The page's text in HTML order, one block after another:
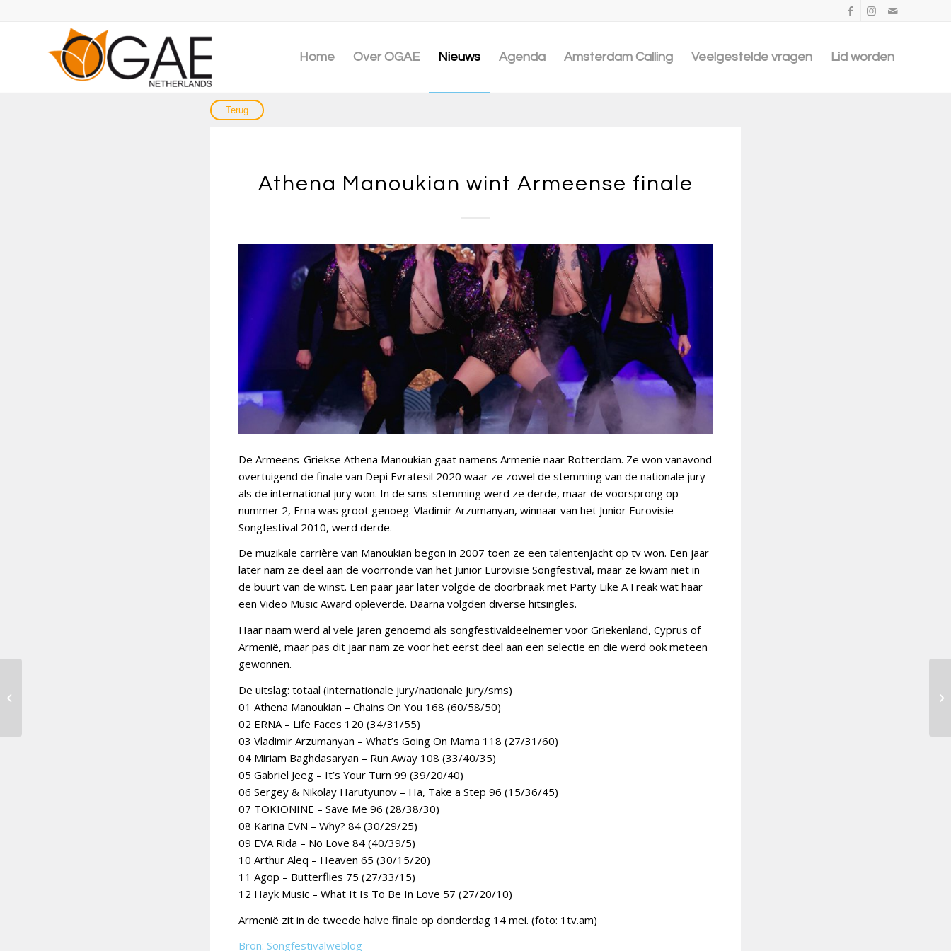
Home Over OGAE Nieuws Agenda Amsterdam Calling Veelgestelde vragen Lid worden
Athena Manoukian wint Armeense finale
De Armeens-Griekse Athena Manoukian gaat namens Armenië naar Rotterdam. Ze won vanavond
overtuigend de finale van Depi Evratesil 2020 waar ze zowel de stemming van de nationale jury
als de international jury won. In de sms-stemming werd ze derde, maar de voorsprong op
nummer 2, Erna was groot genoeg. Vladimir Arzumanyan, winnaar van het Junior Eurovisie
Songfestival 2010, werd derde.
De muzikale carrière van Manoukian begon in 2007 toen ze een talentenjacht op tv won. Een jaar
later nam ze deel aan de voorronde van het Junior Eurovisie Songfestival, maar ze kwam niet in
de buurt van de winst. Een paar jaar later volgde de doorbraak met Party Like A Freak wat haar
een Video Music Award opleverde. Daarna volgden diverse hitsingles.
Haar naam werd al vele jaren genoemd als songfestivaldeelnemer voor Griekenland, Cyprus of
Armenië, maar pas dit jaar nam ze voor het eerst deel aan een selectie en die werd ook meteen
gewonnen.
De uitslag: totaal (internationale jury/nationale jury/sms)
01 Athena Manoukian – Chains On You 168 (60/58/50)
02 ERNA – Life Faces 120 (34/31/55)
03 Vladimir Arzumanyan – What’s Going On Mama 118 (27/31/60)
04 Miriam Baghdasaryan – Run Away 108 (33/40/35)
05 Gabriel Jeeg – It’s Your Turn 99 (39/20/40)
06 Sergey & Nikolay Harutyunov – Ha, Take a Step 96 (15/36/45)
07 TOKIONINE – Save Me 96 (28/38/30)
08 Karina EVN – Why? 84 (30/29/25)
09 EVA Rida – No Love 84 (40/39/5)
10 Arthur Aleq – Heaven 65 (30/15/20)
11 Agop – Butterflies 75 (27/33/15)
12 Hayk Music – What It Is To Be In Love 57 (27/20/10)
Armenië zit in de tweede halve finale op donderdag 14 mei. (foto: 1tv.am)
Bron: Songfestivalweblog